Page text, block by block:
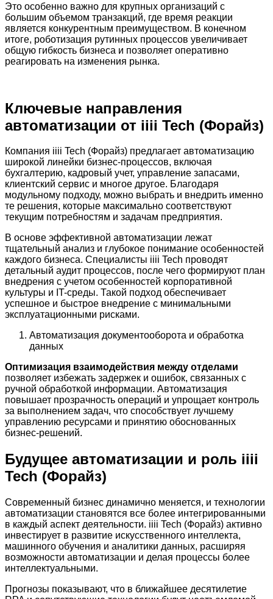
Это особенно важно для крупных организаций с
большим объемом транзакций, где время реакции
является конкурентным преимуществом. В конечном
итоге, роботизация рутинных процессов увеличивает
общую гибкость бизнеса и позволяет оперативно
реагировать на изменения рынка.
Ключевые направления
автоматизации от iiii Tech (Форайз)
Компания iiii Tech (Форайз) предлагает автоматизацию
широкой линейки бизнес-процессов, включая
бухгалтерию, кадровый учет, управление запасами,
клиентский сервис и многое другое. Благодаря
модульному подходу, можно выбрать и внедрить именно
те решения, которые максимально соответствуют
текущим потребностям и задачам предприятия.
В основе эффективной автоматизации лежат
тщательный анализ и глубокое понимание особенностей
каждого бизнеса. Специалисты iiii Tech проводят
детальный аудит процессов, после чего формируют план
внедрения с учетом особенностей корпоративной
культуры и IT-среды. Такой подход обеспечивает
успешное и быстрое внедрение с минимальными
эксплуатационными рисками.
Автоматизация документооборота и обработка
данных
Оптимизация взаимодействия между отделами
позволяет избежать задержек и ошибок, связанных с
ручной обработкой информации. Автоматизация
повышает прозрачность операций и упрощает контроль
за выполнением задач, что способствует лучшему
управлению ресурсами и принятию обоснованных
бизнес-решений.
Будущее автоматизации и роль iiii
Tech (Форайз)
Современный бизнес динамично меняется, и технологии
автоматизации становятся все более интегрированными
в каждый аспект деятельности. iiii Tech (Форайз) активно
инвестирует в развитие искусственного интеллекта,
машинного обучения и аналитики данных, расширяя
возможности автоматизации и делая процессы более
интеллектуальными.
Прогнозы показывают, что в ближайшее десятилетие